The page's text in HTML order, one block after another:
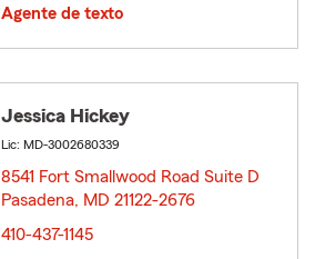
Agente de texto
Jessica Hickey
Lic: MD-3002680339
8541 Fort Smallwood Road Suite D
Pasadena, MD 21122-2676
410-437-1145